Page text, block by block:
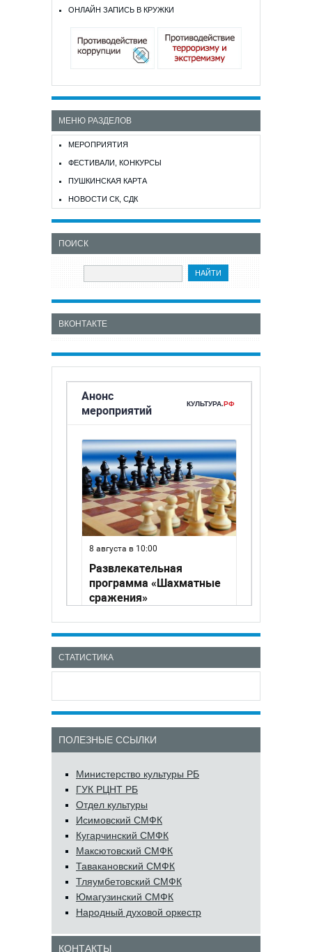
ОНЛАЙН ЗАПИСЬ В КРУЖКИ
МЕНЮ РАЗДЕЛОВ
МЕРОПРИЯТИЯ
ФЕСТИВАЛИ, КОНКУРСЫ
ПУШКИНСКАЯ КАРТА
НОВОСТИ СК, СДК
ПОИСК
ВКОНТАКТЕ
СТАТИСТИКА
ПОЛЕЗНЫЕ ССЫЛКИ
Министерство культуры РБ
ГУК РЦНТ РБ
Отдел культуры
Исимовский СМФК
Кугарчинский СМФК
Максютовский СМФК
Тавакановский СМФК
Тляумбетовский СМФК
Юмагузинский СМФК
Народный духовой оркестр
КОНТАКТЫ